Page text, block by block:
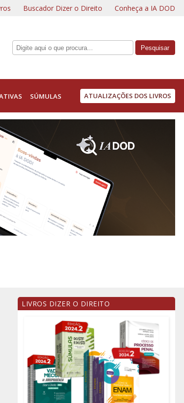
Buscador Dizer o Direito Conheça a IA DOD
SÚMULAS ATUALIZAÇÕES DOS LIVROS
LIVROS DIZER O DIREITO